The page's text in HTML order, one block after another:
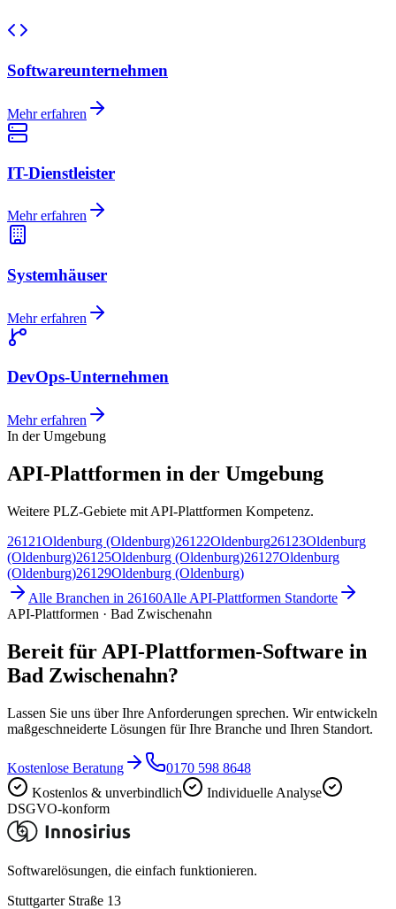
Softwareunternehmen
Mehr erfahren
IT-Dienstleister
Mehr erfahren
Systemhäuser
Mehr erfahren
DevOps-Unternehmen
Mehr erfahren
In der Umgebung
API-Plattformen in der Umgebung
Weitere PLZ-Gebiete mit API-Plattformen Kompetenz.
26121Oldenburg (Oldenburg)26122Oldenburg26123Oldenburg
(Oldenburg)26125Oldenburg (Oldenburg)26127Oldenburg
(Oldenburg)26129Oldenburg (Oldenburg)
Alle Branchen in 26160Alle API-Plattformen Standorte
API-Plattformen · Bad Zwischenahn
Bereit für API-Plattformen-Software in
Bad Zwischenahn?
Lassen Sie uns über Ihre Anforderungen sprechen. Wir entwickeln
maßgeschneiderte Lösungen für Ihre Branche und Ihren Standort.
Kostenlose Beratung
0170 598 8648
Kostenlos & unverbindlich
Individuelle Analyse
DSGVO-konform
Softwarelösungen, die einfach funktionieren.
Stuttgarter Straße 13